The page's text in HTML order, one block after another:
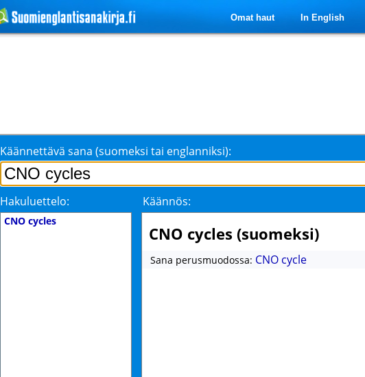
Omat haut In English
Käännettävä sana (suomeksi tai englanniksi):
Hakuluettelo: Käännös:
CNO cycles
CNO cycles (suomeksi)
Sana perusmuodossa: CNO cycle